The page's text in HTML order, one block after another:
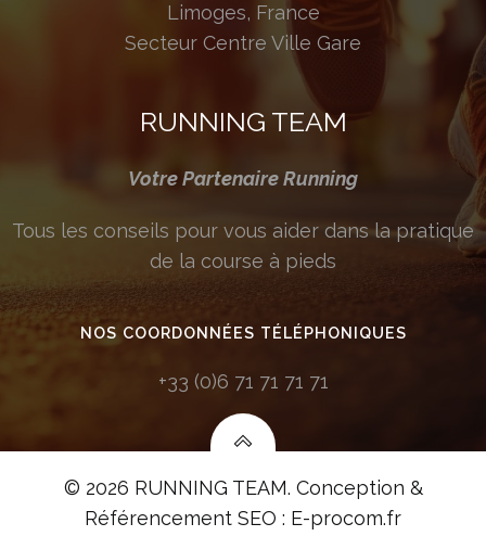
Limoges, France
Secteur Centre Ville Gare
RUNNING TEAM
Votre Partenaire Running
Tous les conseils pour vous aider dans la pratique
de la course à pieds
NOS COORDONNÉES TÉLÉPHONIQUES
+33 (0)6 71 71 71 71
© 2026 RUNNING TEAM. Conception &
Référencement SEO : E-procom.fr